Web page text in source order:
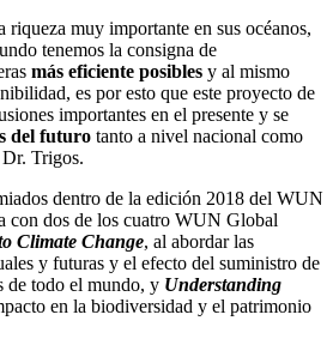
riqueza muy importante en sus océanos,
tenemos la consigna de
más eficiente posibles y al mismo
es por esto que este proyecto de
importantes en el presente y se
del futuro tanto a nivel nacional como
Trigos.
dentro de la edición 2018 del WUN
con dos de los cuatro WUN Global
Climate Change, al abordar las
y futuras y el efecto del suministro de
de todo el mundo, y Understanding
en la biodiversidad y el patrimonio